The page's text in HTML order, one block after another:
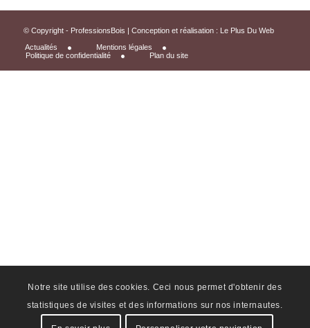
© Copyright - ProfessionsBois | Conception et réalisation :
Le Plus Du Web
Actualités
Mentions légales
Politique de confidentialité
Plan du site
Notre site utilise des cookies. Ceci nous permet d'obtenir des
statistiques de visites et des informations sur nos internautes.